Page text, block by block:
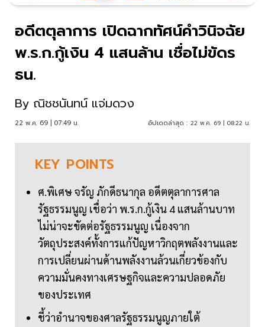
อดีตตุลาการ เปิดฉากทัศน์คำวินิจฉัย
พ.ร.ก.กู้เงิน 4 แสนล้าน เชื่อไม่ขัดร
ธน.
By ณิชชนันทน์ แจ่มดวง
22 พ.ค. 69 | 07:49 น. อัปเดตล่าสุด : 22 พ.ค. 69 | 08:22 น.
KEY POINTS
ศ.พิเศษ จรัญ ภักดีธนากุล อดีตตุลาการศาล
รัฐธรรมนูญ เชื่อว่า พ.ร.ก.กู้เงิน 4 แสนล้านบาท
ไม่น่าจะขัดต่อรัฐธรรมนูญ เนื่องจาก
วัตถุประสงค์ทั้งการแก้ปัญหาวิกฤตพลังงานและ
การเปลี่ยนผ่านด้านพลังงานล้วนเกี่ยวข้องกับ
ความมั่นคงทางเศรษฐกิจและความปลอดภัย
ของประเทศ
ชี้ว่าอำนาจของศาลรัฐธรรมนูญภายใต้